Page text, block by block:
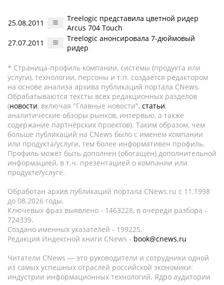
25.08.2011
Treelogic представила цветной ридер
Arcus 704 Touch
27.07.2011
Treelogic анонсировала 7-дюймовый
ридер
* Страница-профиль компании, системы (продукта или
услуги), технологии, персоны и т.п. создается редактором
на основе анализа архива публикаций портала CNews.
Обрабатываются тексты всех редакционных разделов
(новости, включая "Главные новости", статьи,
аналитические обзоры рынков, интервью, а также
содержание партнёрских проектов). Таким образом, чем
больше публикаций на CNews было с именем компании
или продукта/услуги, тем более информативен профиль.
Профиль может быть дополнен (обогащен) дополнительной
информацией, в т.ч. презентацией о компании или
продукте/услуге.
Обработан архив публикаций портала CNews.ru c 11.1998
до 08.2026 годы.
Ключевых фраз выявлено - 1463228, в очереди разбора -
724339.
Создано именных указателей - 199225.
Редакция Индексной книги CNews - book@cnews.ru
Читатели CNews — это руководители и сотрудники одной
из самых успешных отраслей российской экономики:
индустрии информационных технологий. Ядро аудитории